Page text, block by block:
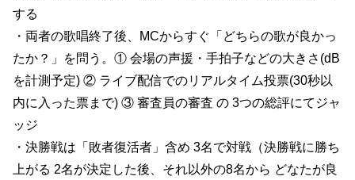
する
・両者の歌唱終了後、MCからすぐ「どちらの歌が良かっ
たか？」を問う。① 会場の声援・手拍子などの大きさ(dB
を計測予定) ② ライブ配信でのリアルタイム投票(30秒以
内に入った票まで) ③ 審査員の審査 の 3つの総評にてジャ
ッジ
・決勝戦は「敗者復活者」含め 3名で対戦（決勝戦に勝ち
上がる 2名が決定した後、それ以外の8名から どなたが良